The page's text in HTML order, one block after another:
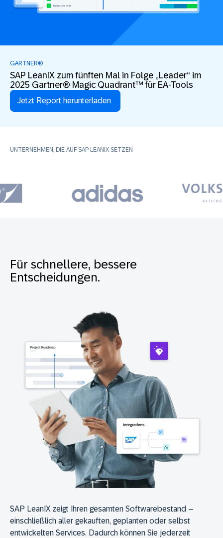
GARTNER®
SAP LeanIX zum fünften Mal in Folge „Leader“ im
2025 Gartner® Magic Quadrant™ für EA-Tools
Jetzt Report herunterladen
UNTERNEHMEN, DIE AUF SAP LEANIX SETZEN
Für schnellere, bessere
Entscheidungen.
SAP LeanIX zeigt Ihren gesamten Softwarebestand –
einschließlich aller gekauften, geplanten oder selbst
entwickelten Services. Dadurch können Sie jederzeit